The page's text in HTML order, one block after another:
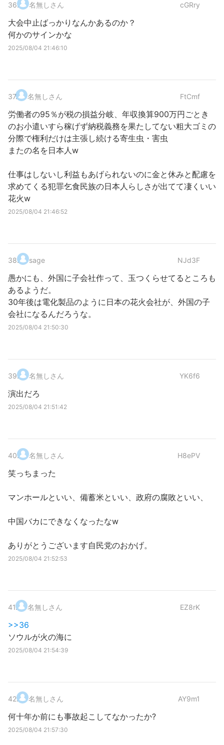
36. 名無しさん cGRry
大会中止ばっかりなんかあるのか？
何かのサインかな
2025/08/04 21:46:10
37. 名無しさん FtCmf
労働者の95％が税の損益分岐、年収換算900万円ごとき
のお小遣いすら稼げず納税義務を果たしてない粗大ゴミの
分際で権利だけは主張し続ける寄生虫・害虫
またの名を日本人w
仕事はしないし利益もあげられないのに金と休みと配慮を
求めてくる犯罪乞食民族の日本人らしさが出てて凄くいい
花火w
2025/08/04 21:46:52
38. sage NJd3F
愚かにも、外国に子会社作って、玉つくらせてるところも
あるようだ。
30年後は電化製品のように日本の花火会社が、外国の子
会社になるんだろうな。
2025/08/04 21:50:30
39. 名無しさん YK6f6
演出だろ
2025/08/04 21:51:42
40. 名無しさん H8ePV
笑っちまった
マンホールといい、備蓄米といい、政府の腐敗といい、
中国バカにできなくなったなw
ありがとうございます自民党のおかげ。
2025/08/04 21:52:53
41. 名無しさん EZ8rK
>>36
ソウルが火の海に
2025/08/04 21:54:39
42. 名無しさん AY9m1
何十年か前にも事故起こしてなかったか?
2025/08/04 21:57:30